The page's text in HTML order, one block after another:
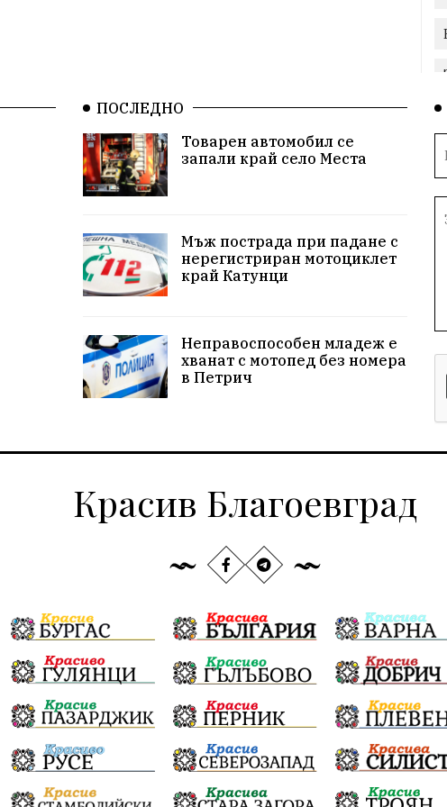
ПОСЛЕДНО
Товарен автомобил се
запали край село Места
Мъж пострада при падане с
нерегистриран мотоциклет
край Катунци
Неправоспособен младеж е
хванат с мотопед без номера
в Петрич
Красив Благоевград